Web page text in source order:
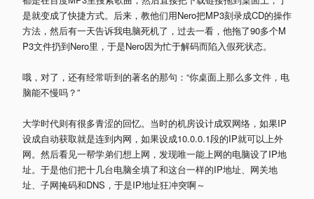
是就变成了快捷方式。后来，教他们用Nero把MP3刻录成CD的操作
方法，然后有一天告诉我电脑死机了，过去一看，他拖了90多个M
P3文件扔到Nero里，于是Nero因为忙于解码而陷入假死状态。
哦，对了，还有经常听到的著名的那句：“你桌面上那么多文件，电
脑能不慢吗？”
大学时代则有很多青涩的回忆。当时的机房设计成双网络，如果IP
设成自动获取就是连到内网，如果设成10.0.0.1段的IP就可以上外
网。然后看见一帮学弟们想上网，发现唯一能上网的电脑设了IP地
址。于是他们把十几台电脑全填了和这台一样的IP地址、网关地
址、子网掩码和DNS，于是IP地址狂冲突啊～